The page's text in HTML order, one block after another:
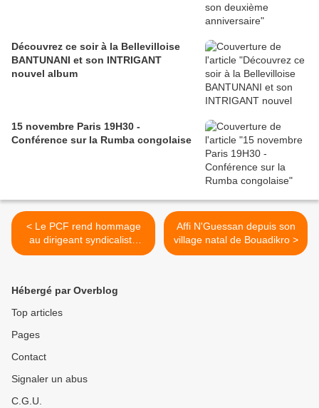
Découvrez ce soir à la Bellevilloise
BANTUNANI et son INTRIGANT
nouvel album
15 novembre Paris 19H30 -
Conférence sur la Rumba congolaise
< Le PCF rend hommage
au dirigeant syndicaliste
ivoirien décédé Basile
Affi N'Guessan depuis son
village natal de Bouadikro >
Hébergé par Overblog
Top articles
Pages
Contact
Signaler un abus
C.G.U.